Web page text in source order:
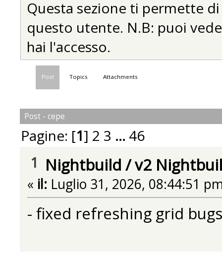
Questa sezione ti permette
questo utente. N.B: puoi
hai l'accesso.
Post Topics Attachments
Post - cepe
Pagine: [1] 2 3 ... 46
1 Nightbuild /v2
« il: Luglio 31, 2026, 08:44:51
- fixed refreshing grid